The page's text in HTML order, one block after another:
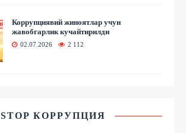
Коррупциявий жиноятлар учун
жавобгарлик кучайтирилди
02.07.2026 2 112
STOP КОРРУПЦИЯ